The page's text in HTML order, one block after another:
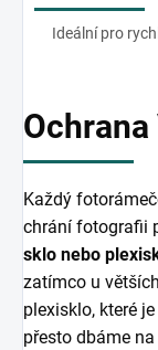
Ideální pro
Každý
chrání fotografii
sklo nebo
zatímco u
plexisklo, které
přesto dbáme